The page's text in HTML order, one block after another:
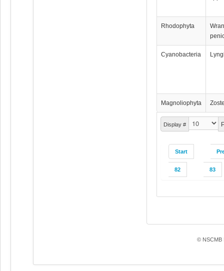
Display #
Start
82 83
Rhodophyta
Cyanobacteria
Magnoliophyta
© NSCMB